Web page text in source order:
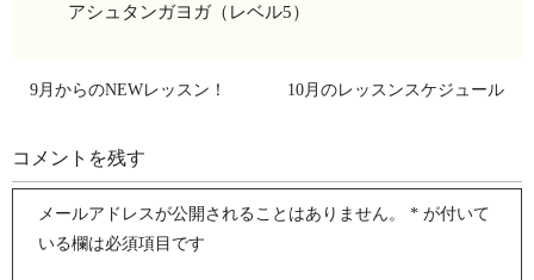
アシュタンガヨガ（レベル5）
9月からのNEWレッスン！ 10月のレッスンスケジュール
コメントを残す
メールアドレスが公開されることはありません。 * が付いて
いる欄は必須項目です